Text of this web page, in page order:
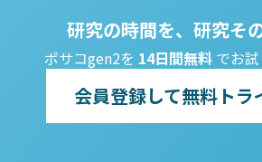
研究の時間を、研究そ
ポサコgen2を 14日間無料 でお
会員登録して無料ト